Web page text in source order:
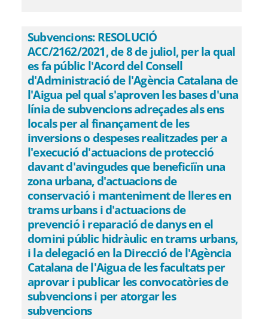
Subvencions: RESOLUCIÓ
ACC/2162/2021, de 8 de juliol, per la qual
es fa públic l'Acord del Consell
d'Administració de l'Agència Catalana de
l'Aigua pel qual s'aproven les bases d'una
línia de subvencions adreçades als ens
locals per al finançament de les
inversions o despeses realitzades per a
l'execució d'actuacions de protecció
davant d'avingudes que beneficiïn una
zona urbana, d'actuacions de
conservació i manteniment de lleres en
trams urbans i d'actuacions de
prevenció i reparació de danys en el
domini públic hidràulic en trams urbans,
i la delegació en la Direcció de l'Agència
Catalana de l'Aigua de les facultats per
aprovar i publicar les convocatòries de
subvencions i per atorgar les
subvencions